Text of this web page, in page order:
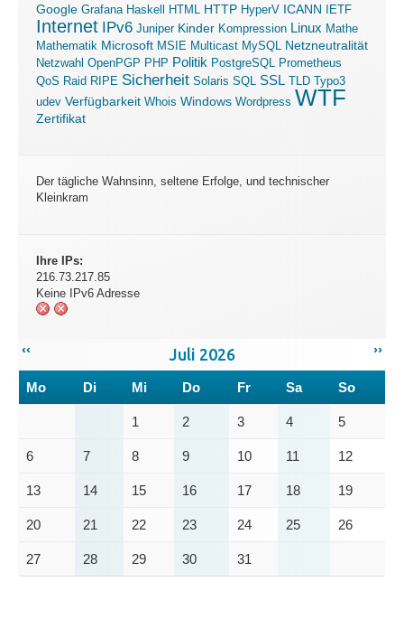
Google Grafana Haskell HTML HTTP HyperV ICANN IETF
Internet IPv6 Juniper Kinder Kompression Linux Mathe
Mathematik Microsoft MSIE Multicast MySQL Netzneutralität
Netzwahl OpenPGP PHP Politik PostgreSQL Prometheus
QoS Raid RIPE Sicherheit Solaris SQL SSL TLD Typo3
udev Verfügbarkeit Whois Windows Wordpress WTF
Zertifikat
Der tägliche Wahnsinn, seltene Erfolge, und technischer
Kleinkram
Ihre IPs:
216.73.217.85
Keine IPv6 Adresse
‹‹ ››
Juli 2026
Mo Di Mi Do Fr Sa So
1 2 3 4 5
6 7 8 9 10 11 12
13 14 15 16 17 18 19
20 21 22 23 24 25 26
27 28 29 30 31